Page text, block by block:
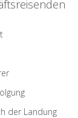
der Landung